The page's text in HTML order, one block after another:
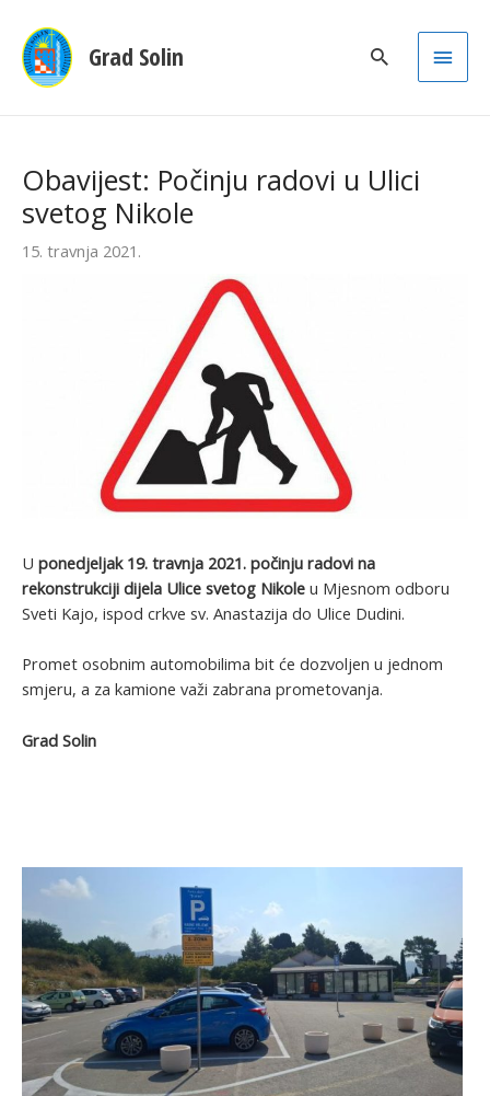
Grad Solin
Main
Obavijest: Počinju radovi u Ulici
svetog Nikole
15. travnja 2021.
U ponedjeljak 19. travnja 2021. počinju radovi na
rekonstrukciji dijela Ulice svetog Nikole u Mjesnom odboru
Sveti Kajo, ispod crkve sv. Anastazija do Ulice Dudini.
Promet osobnim automobilima bit će dozvoljen u jednom
smjeru, a za kamione važi zabrana prometovanja.
Grad Solin